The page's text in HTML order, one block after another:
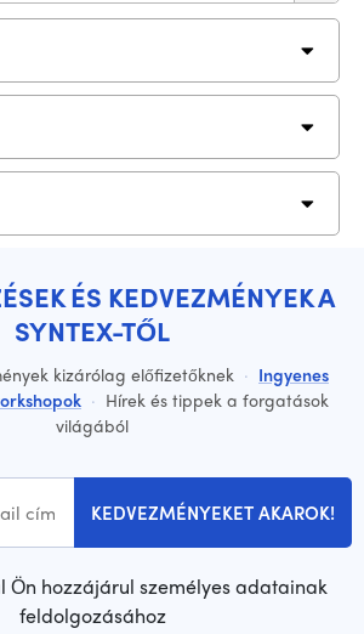
ÉS KEDVEZMÉNYEK A
SYNTEX-TŐL
kizárólag előfizetőknek · Ingyenes
· Hírek és tippek a forgatások
világából
KEDVEZMÉNYEKET AKAROK!
Ön hozzájárul személyes adatainak
feldolgozásához